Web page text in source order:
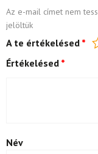
Az e-mail címet nem
jelöltük
A te értékelésed *
Értékelésed *
Név